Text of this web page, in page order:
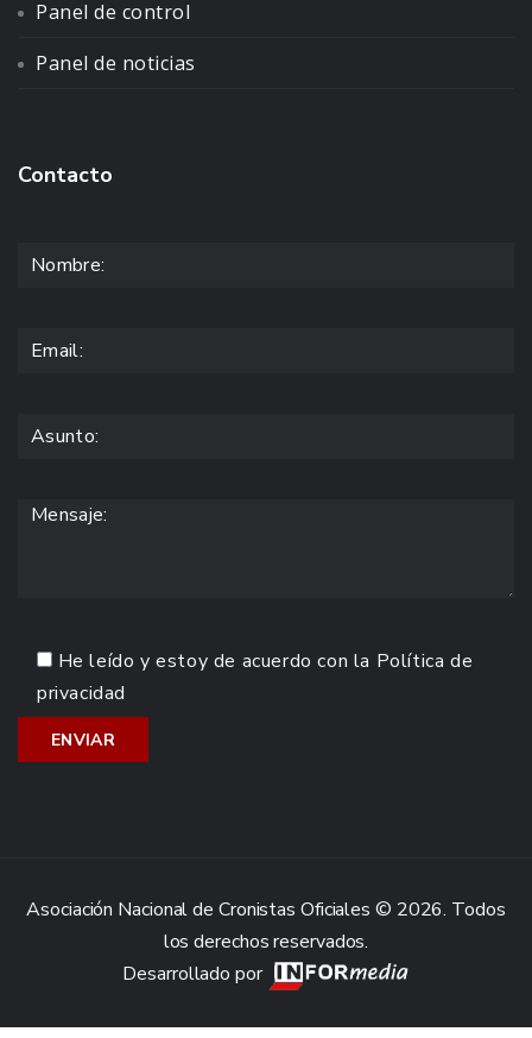
Panel de control
Panel de noticias
Contacto
He leído y estoy de acuerdo con la Política de
privacidad
Asociación Nacional de Cronistas Oficiales © 2026. Todos
los derechos reservados.
Desarrollado por